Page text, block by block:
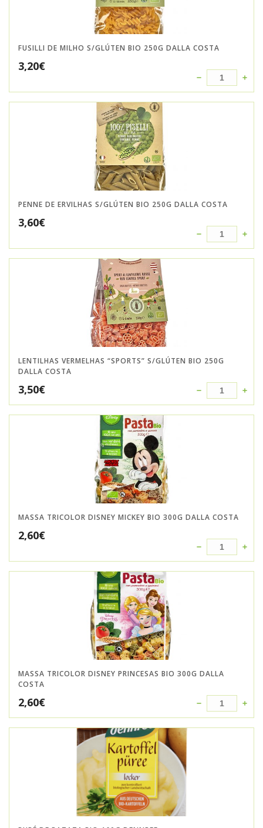
FUSILLI DE MILHO S/GLÚTEN BIO 250G DALLA COSTA
3,20€
PENNE DE ERVILHAS S/GLÚTEN BIO 250G DALLA COSTA
3,60€
LENTILHAS VERMELHAS “SPORTS” S/GLÚTEN BIO 250G
DALLA COSTA
3,50€
MASSA TRICOLOR DISNEY MICKEY BIO 300G DALLA COSTA
2,60€
MASSA TRICOLOR DISNEY PRINCESAS BIO 300G DALLA
COSTA
2,60€